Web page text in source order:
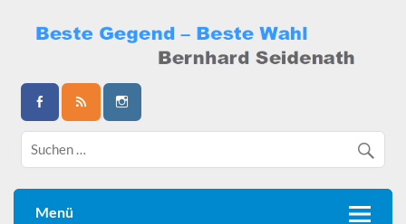
content
Bernhard Seidenath
Menü